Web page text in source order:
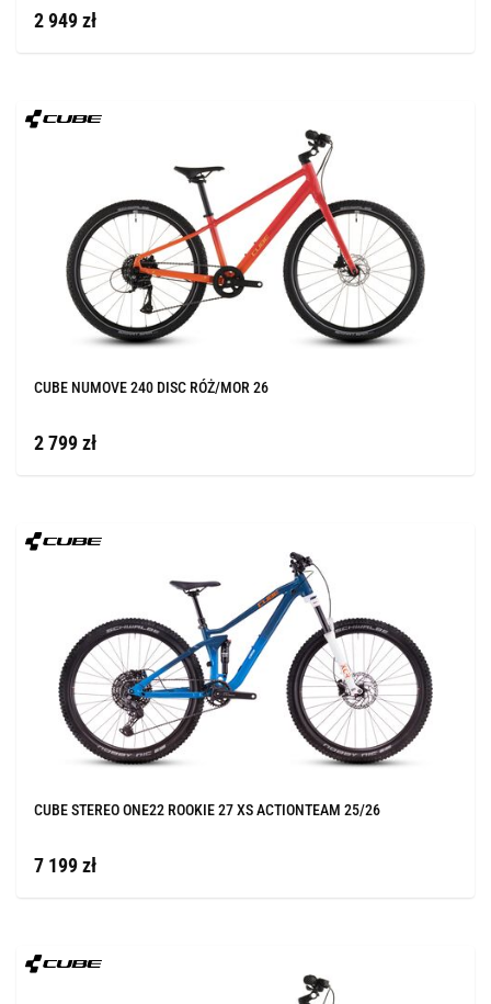
2 949 zł
CUBE NUMOVE 240 DISC RÓŻ/MOR 26
2 799 zł
CUBE STEREO ONE22 ROOKIE 27 XS ACTIONTEAM 25/26
7 199 zł